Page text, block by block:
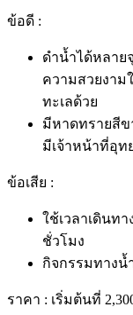
ข้อดี :
ดำน้ำได้หลาย
ความสวยงาม
ทะเลด้วย
มีหาดทรายสีข
มีเจ้าหน้าที่อุท
ข้อเสีย :
ใช้เวลาเดินท
ชั่วโมง
กิจกรรมทางน้
ราคา : เริ่มต้นที่